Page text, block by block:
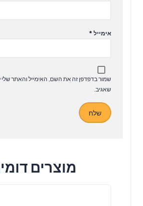
אימייל *
שמור בדפדפן זה את השם, האימייל והאתר
שאגיב.
מוצרים